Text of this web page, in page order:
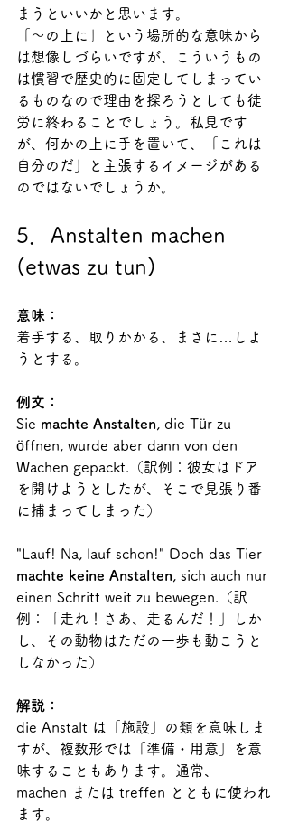
まうといいかと思います。
「～の上に」という場所的な意味から
は想像しづらいですが、こういうもの
は慣習で歴史的に固定してしまってい
るものなので理由を探ろうとしても徒
労に終わることでしょう。私見です
が、何かの上に手を置いて、「これは
自分のだ」と主張するイメージがある
のではないでしょうか。
5．Anstalten machen
(etwas zu tun)
意味：
着手する、取りかかる、まさに…しよ
うとする。
例文：
Sie machte Anstalten , die Tür zu
öffnen, wurde aber dann von den
Wachen gepackt.（訳例：彼女はドア
を開けようとしたが、そこで見張り番
に捕まってしまった）
"Lauf! Na, lauf schon!" Doch das Tier
machte keine Anstalten , sich auch nur
einen Schritt weit zu bewegen.（訳
例：「走れ！さあ、走るんだ！」しか
し、その動物はただの一歩も動こうと
しなかった）
解説：
die Anstalt は「施設」の類を意味しま
すが、複数形では「準備・用意」を意
味することもあります。通常、
machen または treffen とともに使われ
ます。